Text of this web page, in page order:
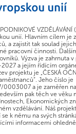
VZDĚLÁVÁNÍ
unií. Hlavním cílem je
a zajistit tak soulad
pracovní činnosti.
Výzva je zahrnuta
a jejím řídícím
projektu je „ČESKÁ
Jeho číslo je
a je zaměřen
pak těch ve věku
Ekonomických
vzdělávání. Náš
k němu na svých
informacemi